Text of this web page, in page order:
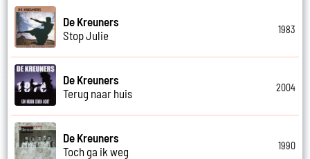
De Kreuners
Stop Julie
1983
De Kreuners
Terug naar huis
2004
De Kreuners
Toch ga ik weg
1990